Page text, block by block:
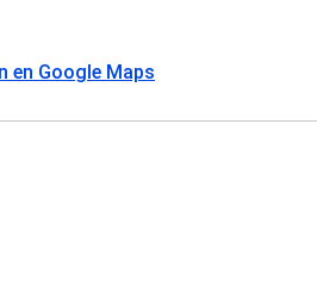
en Google Maps